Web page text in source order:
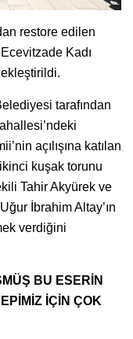
restore edilen
Kadı
tarafından
açılışına katılan
kuşak torunu
Tahir Akyürek ve
İbrahim Altay’ın
verdiğini
BU ESERİN
İÇİN ÇOK